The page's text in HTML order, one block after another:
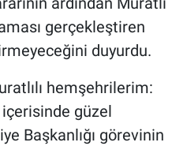
gerçekleştiren
duyurdu.
hemşehrilerim:
içerisinde güzel
Başkanlığı görevinin